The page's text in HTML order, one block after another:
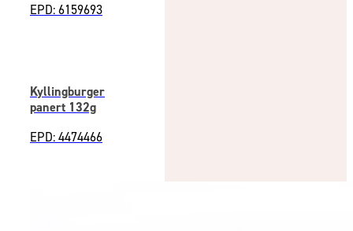
EPD: 6159693
Kyllingburger
panert 132g
EPD: 4474466